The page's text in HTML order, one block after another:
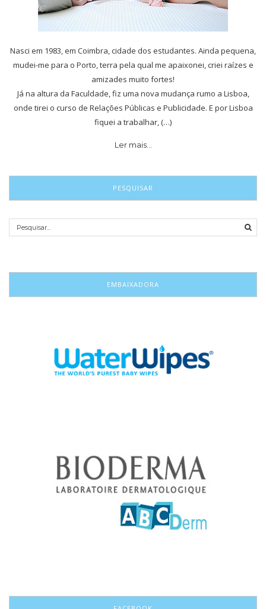
Nasci em 1983, em Coimbra, cidade dos estudantes. Ainda pequena,
mudei-me para o Porto, terra pela qual me apaixonei, criei raízes e
amizades muito fortes!
Já na altura da Faculdade, fiz uma nova mudança rumo a Lisboa,
onde tirei o curso de Relações Públicas e Publicidade. E por Lisboa
fiquei a trabalhar, (…)
Ler mais…
PESQUISAR
EMBAIXADORA